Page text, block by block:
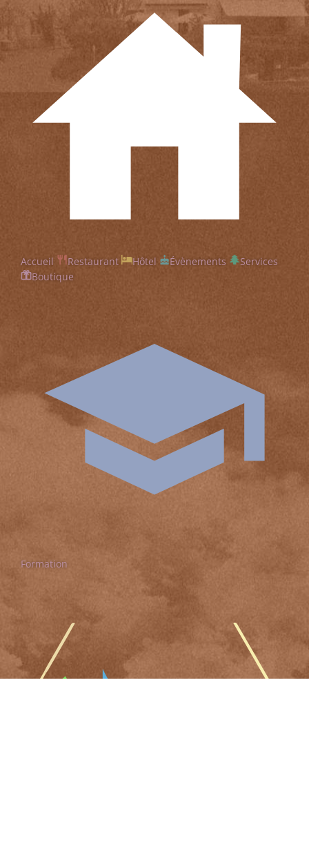
Accueil Restaurant Hôtel Évènements
Services
Boutique
Formation